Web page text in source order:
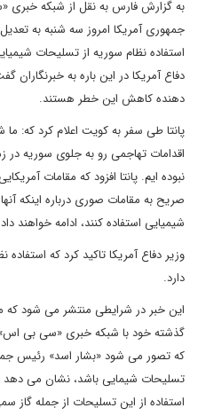
به گزارش فارس به نقل از شبکه خبری
جمهوری آمریکا امروز سه شنبه به
استفاده نظام سوریه از تسلیحات
دفاع آمریکا در این باره به خبرنگاران
دهنده کاهش این خطر هستند.
پانتا طی سفر به کویت اعلام کرد که:
اقدامات تهاجمی رو به جلوی سوریه در
نبوده ایم. پانتا افزود که مقامات
صریح به مقامات صوری درباره اینکه
شیمیایی استفاده کنند، ادامه خواهند
وزیر دفاع آمریکا تاکید کرد که
دارد.
این خبر در شرایطی منتشر می شود که
گذشته خود با شبکه خبری «سی بی
که تصور می شود «بشار اسد» رئیس
تسلیحات شیمایی باشد، نشان می دهد
استفاده از این تسلیحات از جمله